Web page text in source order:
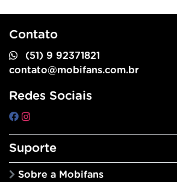
Contato
(51) 9 92371821
contato@mobifans.com.br
Redes Sociais
Suporte
Sobre a Mobifans